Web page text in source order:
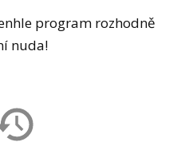
program rozhodně
nuda!